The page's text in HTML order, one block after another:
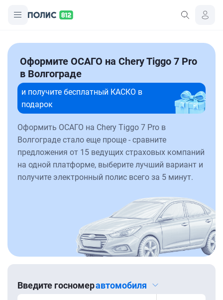
Оформите ОСАГО на Chery Tiggo 7 Pro
в Волгограде
и получите бесплатный КАСКО в
подарок
Оформить ОСАГО на Chery Tiggo 7 Pro в
Волгограде стало еще проще - сравните
предложения от 15 ведущих страховых компаний
на одной платформе, выберите лучший вариант и
получите электронный полис всего за 5 минут.
Введите госномеравтомобиля